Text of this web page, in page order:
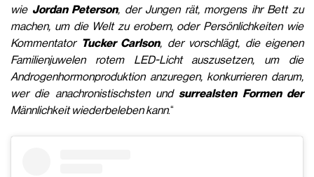
wie Jordan Peterson, der Jungen rät, morgens ihr Bett zu
machen, um die Welt zu erobern, oder Persönlichkeiten wie
Kommentator Tucker Carlson, der vorschlägt, die eigenen
Familienjuwelen rotem LED-Licht auszusetzen, um die
Androgenhormonproduktion anzuregen, konkurrieren darum,
wer die anachronistischsten undsurrealsten Formen der
Männlichkeit wiederbeleben kann.“